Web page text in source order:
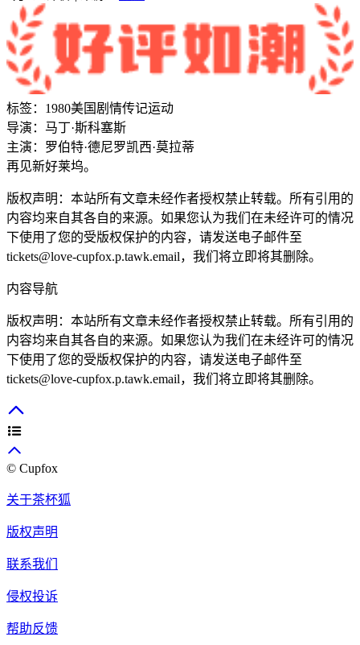
标签： 1980美国 剧情传记运动
导演： 马丁·斯科塞斯
主演： 罗伯特·德尼罗凯西·莫拉蒂
再见新好莱坞。
版权声明：本站所有文章未经作者授权禁止转载。所有引用的
内容均来自其各自的来源。如果您认为我们在未经许可的情况
下使用了您的受版权保护的内容，请发送电子邮件至
tickets@love-cupfox.p.tawk.email，我们将立即将其删除。
内容导航
版权声明：本站所有文章未经作者授权禁止转载。所有引用的
内容均来自其各自的来源。如果您认为我们在未经许可的情况
下使用了您的受版权保护的内容，请发送电子邮件至
tickets@love-cupfox.p.tawk.email，我们将立即将其删除。
© Cupfox
关于茶杯狐
版权声明
联系我们
侵权投诉
帮助反馈